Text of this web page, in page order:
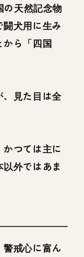
の天然記念物
犬用に生み
ら「四国
見た目は全
つては主に
外ではあま
戒心に富ん